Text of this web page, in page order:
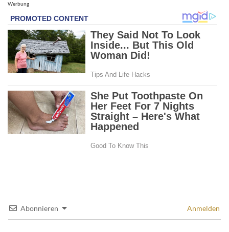
Werbung
Abonnieren Anmelden